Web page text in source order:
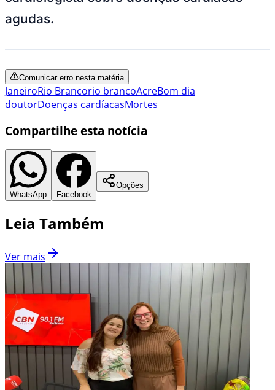
agudas.
Comunicar erro nesta matéria
JaneiroRio Brancorio brancoAcreBom dia
doutorDoenças cardíacasMortes
Compartilhe esta notícia
WhatsApp Facebook
Opções
Leia Também
Ver mais